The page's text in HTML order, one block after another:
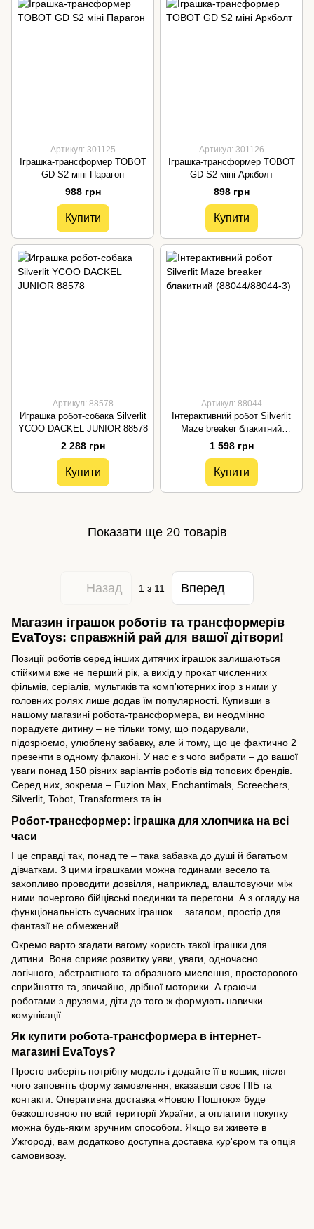
Артикул: 301125
Іграшка-трансформер TOBOT
GD S2 міні Парагон
988 грн
Купити
Артикул: 301126
Іграшка-трансформер TOBOT
GD S2 міні Аркболт
898 грн
Купити
Артикул: 88578
Играшка робот-собака Silverlit
YCOO DACKEL JUNIOR 88578
2 288 грн
Купити
Артикул: 88044
Інтерактивний робот Silverlit
Maze breaker блакитний
(88044/88044-3)
1 598 грн
Купити
Показати ще 20 товарів
Назад 1 з 11 Вперед
Магазин іграшок роботів та трансформерів
EvaToys: справжній рай для вашої дітвори!
Позиції роботів серед інших дитячих іграшок залишаються
стійкими вже не перший рік, а вихід у прокат численних
фільмів, серіалів, мультиків та комп'ютерних ігор з ними у
головних ролях лише додав їм популярності. Купивши в
нашому магазині робота-трансформера, ви неодмінно
порадуєте дитину – не тільки тому, що подарували,
підозрюємо, улюблену забавку, але й тому, що це фактично 2
презенти в одному флаконі. У нас є з чого вибрати – до вашої
уваги понад 150 різних варіантів роботів від топових брендів.
Серед них, зокрема – Fuzion Max, Enchantimals, Screechers,
Silverlit, Tobot, Transformers та ін.
Робот-трансформер: іграшка для хлопчика на всі
часи
І це справді так, понад те – така забавка до душі й багатьом
дівчаткам. З цими іграшками можна годинами весело та
захопливо проводити дозвілля, наприклад, влаштовуючи між
ними почергово бійцівські поєдинки та перегони. А з огляду на
функціональність сучасних іграшок… загалом, простір для
фантазії не обмежений.
Окремо варто згадати вагому користь такої іграшки для
дитини. Вона сприяє розвитку уяви, уваги, одночасно
логічного, абстрактного та образного мислення, просторового
сприйняття та, звичайно, дрібної моторики. А граючи
роботами з друзями, діти до того ж формують навички
комунікації.
Як купити робота-трансформера в інтернет-
магазині EvaToys?
Просто виберіть потрібну модель і додайте її в кошик, після
чого заповніть форму замовлення, вказавши своє ПІБ та
контакти. Оперативна доставка «Новою Поштою» буде
безкоштовною по всій території України, а оплатити покупку
можна будь-яким зручним способом. Якщо ви живете в
Ужгороді, вам додатково доступна доставка кур'єром та опція
самовивозу.